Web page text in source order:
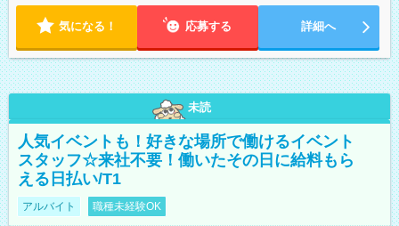
気になる！ 応募する 詳細へ
未読
人気イベントも！好きな場所で働けるイベント
スタッフ☆来社不要！働いたその日に給料もら
える日払い/T1
アルバイト 職種未経験OK